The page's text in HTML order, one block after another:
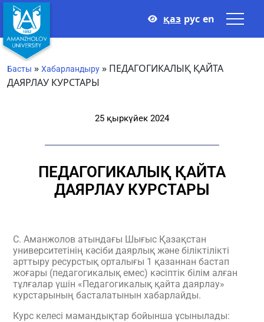
қаз рус en
Басты » Хабарландыру » ПЕДАГОГИКАЛЫҚ ҚАЙТА
ДАЯРЛАУ КУРСТАРЫ
25 қыркүйек 2024
ПЕДАГОГИКАЛЫҚ ҚАЙТА
ДАЯРЛАУ КУРСТАРЫ
С. Аманжолов атындағы Шығыс Қазақстан
университетінің кәсіби даярлық және біліктілікті
арттыру ресурстық орталығы 1 қазаннан бастап
жоғары (педагогикалық емес) кәсіптік білім алған
тұлғалар үшін «Педагогикалық қайта даярлау»
курстарының басталатынын хабарлайды.
Курс келесі мамандықтар бойынша ұсынылады: